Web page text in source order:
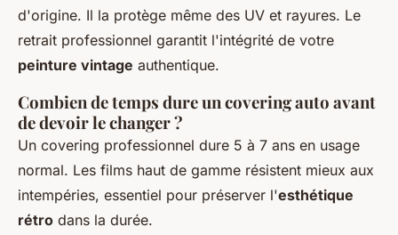
d'origine. Il la protège même des UV et rayures. Le
retrait professionnel garantit l'intégrité de votre
peinture vintage authentique.
Combien de temps dure un covering auto avant
de devoir le changer ?
Un covering professionnel dure 5 à 7 ans en usage
normal. Les films haut de gamme résistent mieux aux
intempéries, essentiel pour préserver l'esthétique
rétro dans la durée.